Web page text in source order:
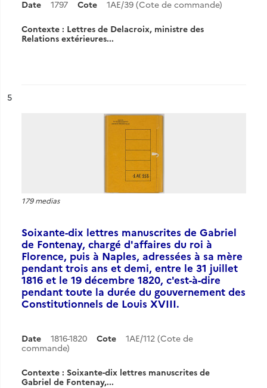
Date 1797 Cote 1AE/39 (Cote de commande)
Contexte : Lettres de Delacroix, ministre des
Relations extérieures...
n°
5
179 medias
Soixante-dix lettres manuscrites de Gabriel
de Fontenay, chargé d'affaires du roi à
Florence, puis à Naples, adressées à sa mère
pendant trois ans et demi, entre le 31 juillet
1816 et le 19 décembre 1820, c'est-à-dire
pendant toute la durée du gouvernement des
Constitutionnels de Louis XVIII.
Date 1816-1820 Cote
1AE/112 (Cote de
commande)
Contexte : Soixante-dix lettres manuscrites de
Gabriel de Fontenay,...